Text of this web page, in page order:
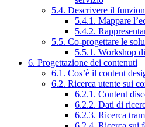
5.4. Descrivere il
5.4.1. Mappare
5.4.2.
5.5. Co-progettare le
5.5.1. Workshop
6. Progettazione dei contenuti
6.1. Cos’è il content
6.2. Ricerca utente sui
6.2.1. Content
6.2.2. Dati di
6.2.3. Ricerca